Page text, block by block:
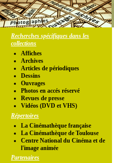
Recherches spécifiques dans les
collections
Affiches
Archives
Articles de périodiques
Dessins
Ouvrages
Photos en accés réservé
Revues de presse
Vidéos (DVD et VHS)
Répertoires
La Cinémathèque française
La Cinémathèque de Toulouse
Centre National du Cinéma et de
l'image animée
Partenaires